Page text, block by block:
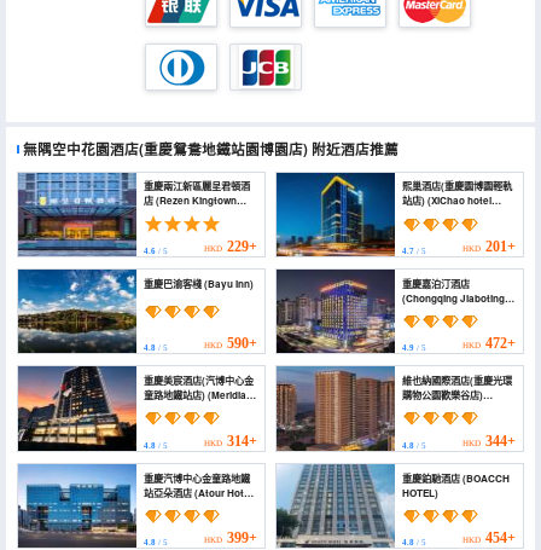
無隅空中花園酒店(重慶鴛鴦地鐵站園博園店) 附近酒店推薦
重慶兩江新區麗呈君頓酒
店 (Rezen Kingtown
Hotel (Chongqing
Liangjiang New
4.6 / 5 HKD 229+
熙巢酒店(重慶園博園輕軌
站店) (XiChao hotel
garden Jiangbei airport
4.7/ 5 HKD 201+
重慶巴渝客棧 (Bayu Inn)
4.8 / 5 HKD 590+
重慶嘉泊汀酒店
(Chongqing Jiaboting
Hotel)
4.9/ 5 HKD 472+
重慶美宸酒店(汽博中心金
童路地鐵站店) (Meridian
Hotel)
4.8 / 5 HKD 314+
維也納國際酒店(重慶光環
購物公園歡樂谷店)
(Vienna International
Hotel Chongqing Halo
Shopping Park Happy
Valley Branch)
4.8/ 5 HKD 344+
重慶汽博中心金童路地鐵
站亞朵酒店 (Atour Hotel,
Chongqing Qibo Center
Jintong Road Metro
Station)
4.8 / 5 HKD 399+
重慶鉑馳酒店 (BOACCH
HOTEL)
4.8/ 5 HKD 454+